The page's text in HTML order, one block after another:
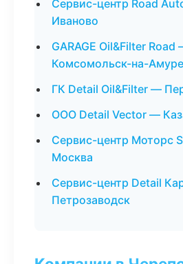
Сервис-центр Road
Иваново
GARAGE Oil&Filter Road
Комсомольск-на-Амуре
ГК Detail Oil&Filter —
ООО Detail Vector —
Сервис-центр Моторс
Москва
Сервис-центр Detail
Петрозаводск